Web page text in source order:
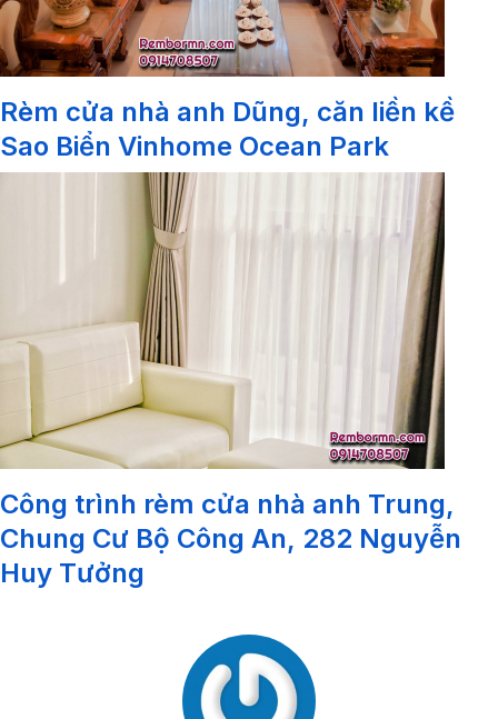
Rèm cửa nhà anh Dũng, căn liền kề
Sao Biển Vinhome Ocean Park
Công trình rèm cửa nhà anh Trung,
Chung Cư Bộ Công An, 282 Nguyễn
Huy Tưởng